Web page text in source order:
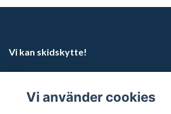
Vi kan skidskytte!
Vi använder cookies